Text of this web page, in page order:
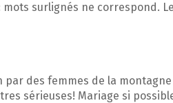
surlignés ne correspond.
des femmes de la montagne
sérieuses! Mariage si